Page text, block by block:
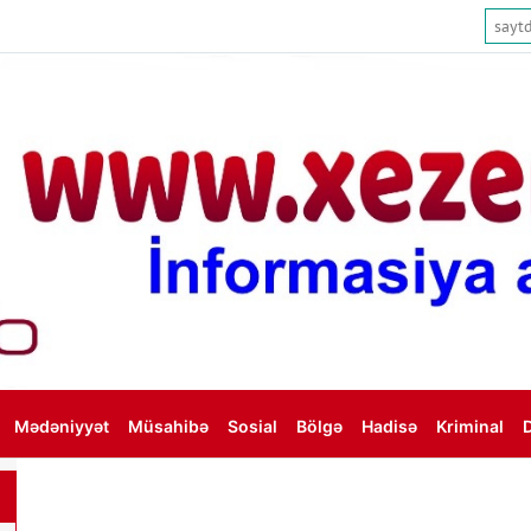
Mədəniyyət Müsahibə Sosial Bölgə Hadisə Kriminal